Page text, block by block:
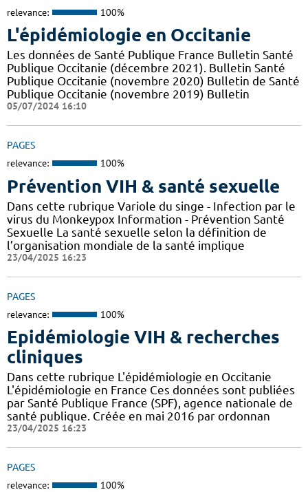
relevance: 100%
L'épidémiologie en Occitanie
Les données de Santé Publique France Bulletin Santé
Publique Occitanie (décembre 2021). Bulletin Santé
Publique Occitanie (novembre 2020) Bulletin de Santé
Publique Occitanie (novembre 2019) Bulletin
05/07/2024 16:10
PAGES
relevance: 100%
Prévention VIH & santé sexuelle
Dans cette rubrique Variole du singe - Infection par le
virus du Monkeypox Information - Prévention Santé
Sexuelle La santé sexuelle selon la définition de
l’organisation mondiale de la santé implique
23/04/2025 16:23
PAGES
relevance: 100%
Epidémiologie VIH & recherches
cliniques
Dans cette rubrique L'épidémiologie en Occitanie
L'épidémiologie en France Ces données sont publiées
par Santé Publique France (SPF), agence nationale de
santé publique. Créée en mai 2016 par ordonnan
23/04/2025 16:23
PAGES
relevance: 100%